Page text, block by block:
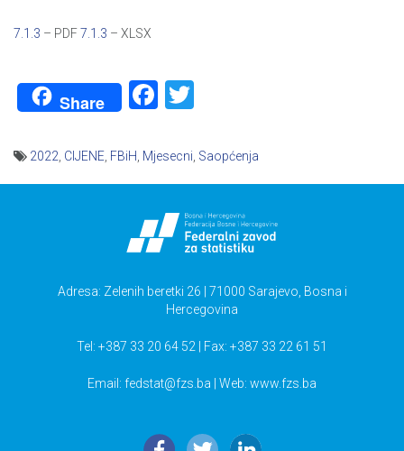
7.1.3 – PDF7.1.3 – XLSX
Share Facebook
2022 CIJENE FBiH Mjesecni Saopćenja
Adresa: Zelenih beretki 26 | 71000 Sarajevo, Bosna i
Hercegovina
Tel: +387 33 20 64 52 | Fax: +387 33 22 61 51
Email: fedstat@fzs.ba | Web: www.fzs.ba